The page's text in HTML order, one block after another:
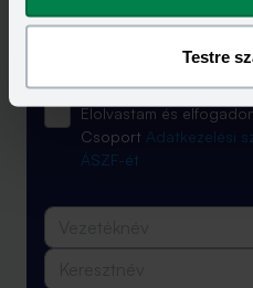
Testre
A legfrissebb
egyenesen a
Elolvastam és
Csoport Adatkezelési
ÁSZF-ét